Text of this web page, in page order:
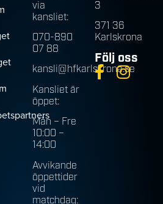
via
kansliet:
070-890
07 88
kansli@hfkarlskrona.se
Kansliet är
öppet:
Mån – Fre
10:00 –
14:00
Avvikande
öppettider
vid
matchdag:
3
371 36
Karlskrona
Följ oss